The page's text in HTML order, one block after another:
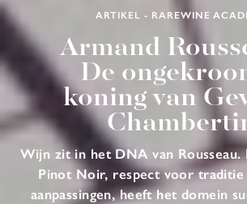
ARTIKEL - RAREWINE
Armand
De
koning van
Wijn zit in het DNA van
Pinot Noir, respect voor traditie
aanpassingen, heeft het domein